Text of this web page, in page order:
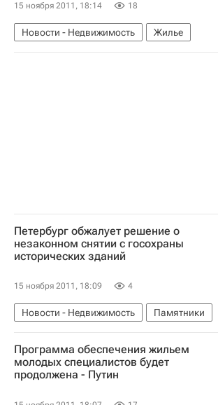
Строительство ММДЦ "Москва-Сити"
Андрей Бочкарев
Строительство
Инфраструктура
Россия
15 ноября 2011, 18:14 18
Новости - Недвижимость
Жилье
Ханты-Мансийск
Россия
Петербург обжалует решение о
незаконном снятии с госохраны
исторических зданий
15 ноября 2011, 18:09 4
Новости - Недвижимость
Памятники
КГИОП
Россия
Программа обеспечения жильем
молодых специалистов будет
продолжена - Путин